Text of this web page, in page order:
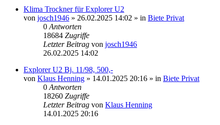
Klima Trockner für Explorer U2
von josch1946 » 26.02.2025 14:02 » in Biete Privat
0 Antworten
18684 Zugriffe
Letzter Beitrag von josch1946
26.02.2025 14:02
Explorer U2 Bj. 11/98, 500,-
von Klaus Henning » 14.01.2025 20:16 » in Biete Privat
0 Antworten
18260 Zugriffe
Letzter Beitrag von Klaus Henning
14.01.2025 20:16